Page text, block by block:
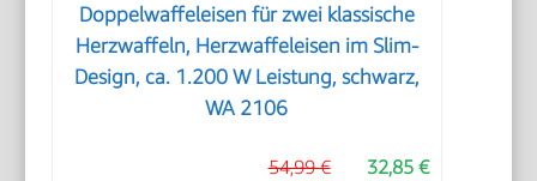
Doppelwaffeleisen für zwei klassische
Herzwaffeln, Herzwaffeleisen im Slim-
Design, ca. 1.200 W Leistung, schwarz,
WA 2106
32,85 €
54,99 €